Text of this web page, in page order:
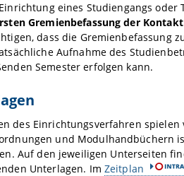
eines Studiengangs oder
Gremienbefassung der
dass die Gremienbefassung
Aufnahme des
Semester erfolgen kann.
des Einrichtungsverfahren
und Modulhandbüchern
Auf den jeweiligen Unterseiten
Unterlagen. Im Zeitplan